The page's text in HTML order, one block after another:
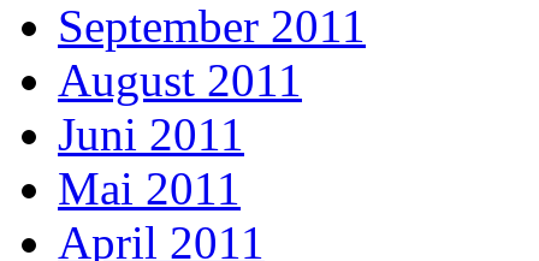
September 2011
August 2011
Juni 2011
Mai 2011
April 2011